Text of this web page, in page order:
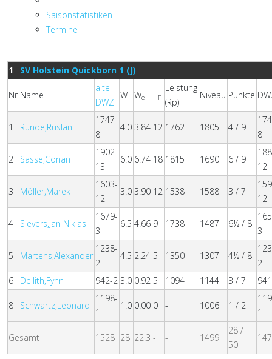
Saisonstatistiken
Termine
1 SV Holstein Quickborn 1 (J)
Nr Name
alte
DWZ
W We EF
Leistung
(Rp)
Niveau Punkte
1 Runde,Ruslan
1747-
8
4.0 3.84 12 1762 1805 4 / 9
8
2 Sasse,Conan
1902-
13
6.0 6.74 18 1815 1690 6 / 9
12
3 Möller,Marek
1603-
12
3.0 3.90 12 1538 1588 3 / 7
12
4 Sievers,Jan Niklas
1679-
3
6.5 4.66 9 1738 1487 6½ / 8
3
5 Martens,Alexander
1238-
2
4.5 2.24 5 1350 1307 4½ / 8
2
6
Dellith,Fynn 942-2 3.0 0.92 5 1094 1144 3 / 7
8 Schwartz,Leonard
1198-
1
1.0 0.00 0 - 1006 1 / 2
1
Gesamt 1528 28 22.3 - - 1499
28 /
50